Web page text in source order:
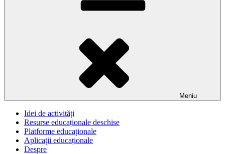
Meniu
Idei de activități
Resurse educaționale deschise
Platforme educaționale
Aplicații educaționale
Despre